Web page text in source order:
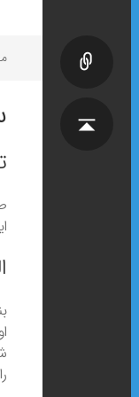
را U می‌نامیم. حال T را در U به این صورت ادغام می‌کنیم.